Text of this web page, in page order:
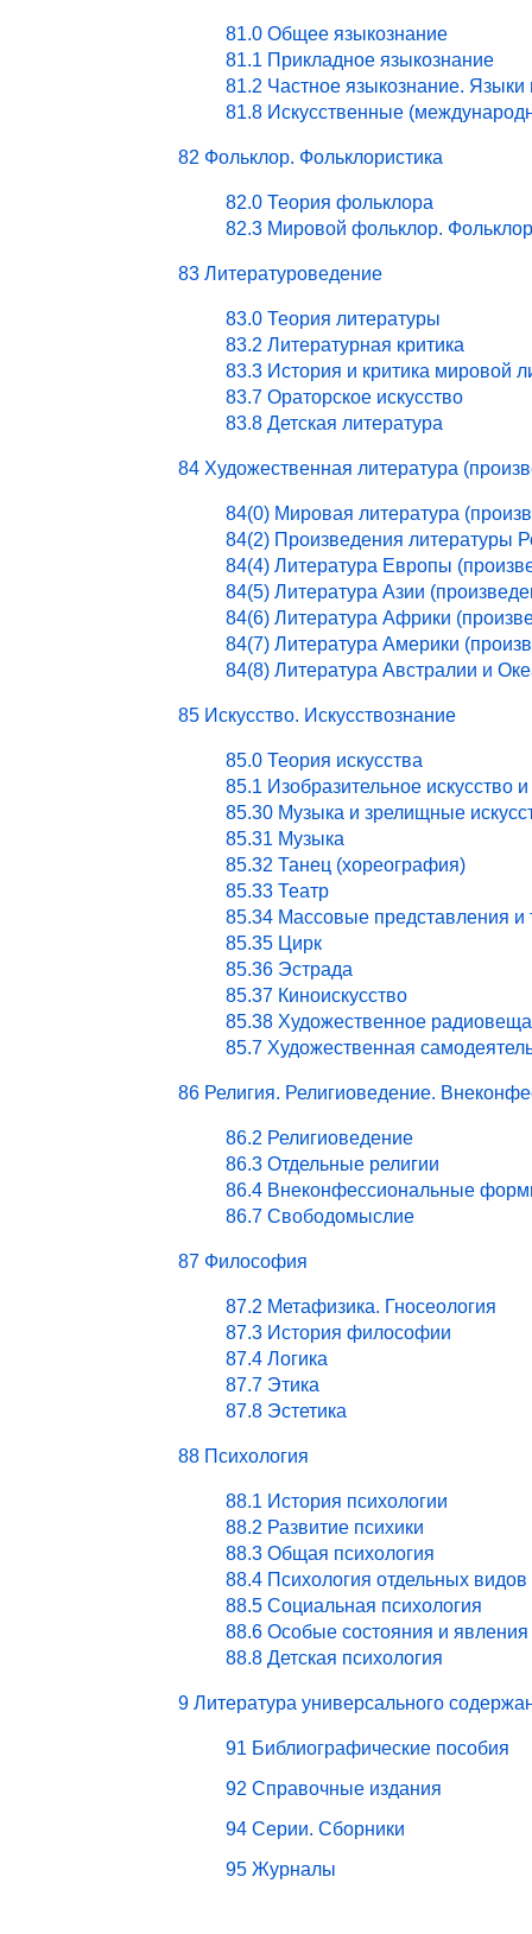
81.0 Общее языкознание
81.1 Прикладное языкознание
81.2 Частное языкознание. Языки
81.8 Искусственные
82 Фольклор. Фольклористика
82.0 Теория фольклора
82.3 Мировой фольклор.
83 Литературоведение
83.0 Теория литературы
83.2 Литературная критика
83.3 История и критика мировой
83.7 Ораторское искусство
83.8 Детская литература
84 Художественная литература
84(0) Мировая литература
84(2) Произведения литературы
84(4) Литература Европы
84(5) Литература Азии
84(6) Литература Африки
84(7) Литература Америки
84(8) Литература Австралии и
85 Искусство. Искусствознание
85.0 Теория искусства
85.1 Изобразительное искусство и
85.30 Музыка и зрелищные
85.31 Музыка
85.32 Танец (хореография)
85.33 Театр
85.34 Массовые представления и
85.35 Цирк
85.36 Эстрада
85.37 Киноискусство
85.38 Художественное
85.7 Художественная
86 Религия. Религиоведение.
86.2 Религиоведение
86.3 Отдельные религии
86.4 Внеконфессиональные
86.7 Свободомыслие
87 Философия
87.2 Метафизика. Гносеология
87.3 История философии
87.4 Логика
87.7 Этика
87.8 Эстетика
88 Психология
88.1 История психологии
88.2 Развитие психики
88.3 Общая психология
88.4 Психология отдельных
88.5 Социальная психология
88.6 Особые состояния и явления
88.8 Детская психология
9 Литература универсального
91 Библиографические пособия
92 Справочные издания
94 Серии. Сборники
95 Журналы